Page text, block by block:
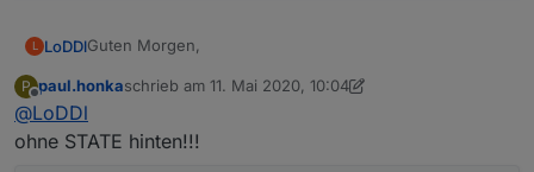
L LoDDlGuten Morgen,
so habe ich es auch gemacht. Schaltet aber trotzdem
P
Offline
paul.honkaschrieb am 11. Mai 2020, 10:04
zuletzt editiert von paul.honka5. Nov. 2020, 12:14
@LoDDl
ohne STATE hinten!!!